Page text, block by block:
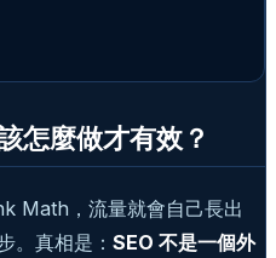
怎麼做才有效？
Math，流量就會自己長出
。真相是： SEO 不是一個外